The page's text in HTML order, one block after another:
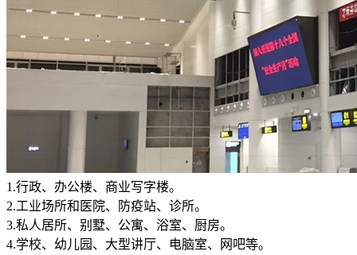
1.行政、办公楼、商业写字楼。
2.工业场所和医院、防疫站、诊所。
3.私人居所、别墅、公寓、浴室、厨房。
4.学校、幼儿园、大型讲厅、电脑室、网吧等。